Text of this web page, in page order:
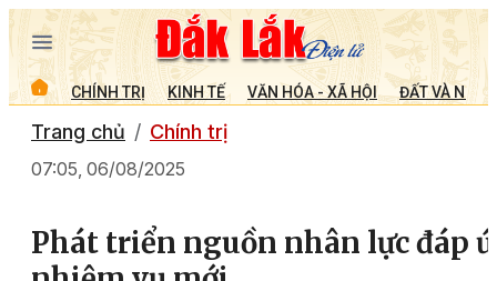
CHÍNH TRỊ KINH TẾ VĂN HÓA - XÃ HỘI ĐẤT VÀ
Trang chủ Chính trị
07:05, 06/08/2025
Phát triển nguồn nhân lực đáp